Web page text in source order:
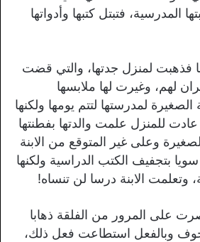
المدرسية، فتبتل كتبها وأدواتها
فذهبت لمنزل جدتها، والتي قضت
لهم، وغيرت لها ملابسها
الصغيرة لمدرستها لتتم يومها ولكنها
للمنزل علمت والدتها بفطنتها
وعلى غير المتوقع من الابنة
سويا بتجفيف الكتب الدراسية ولكنها
وتعلمت الابنة درسا لن تنساه!
على المرور من الفلقة ذهابا
وبالفعل استطاعت فعل ذلك،